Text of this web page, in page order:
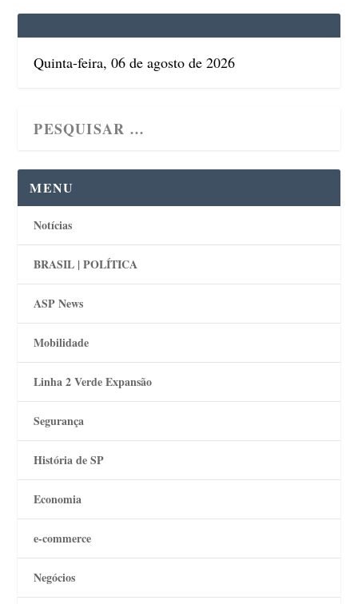
Quinta-feira, 06 de agosto de 2026
MENU
Notícias
BRASIL | POLÍTICA
ASP News
Mobilidade
Linha 2 Verde Expansão
Segurança
História de SP
Economia
e-commerce
Negócios